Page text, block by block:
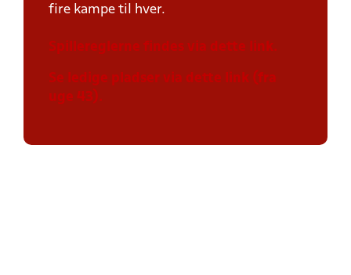
fire kampe til hver.
Spillereglerne findes via dette link.
Se ledige pladser via dette link (fra
uge 43).